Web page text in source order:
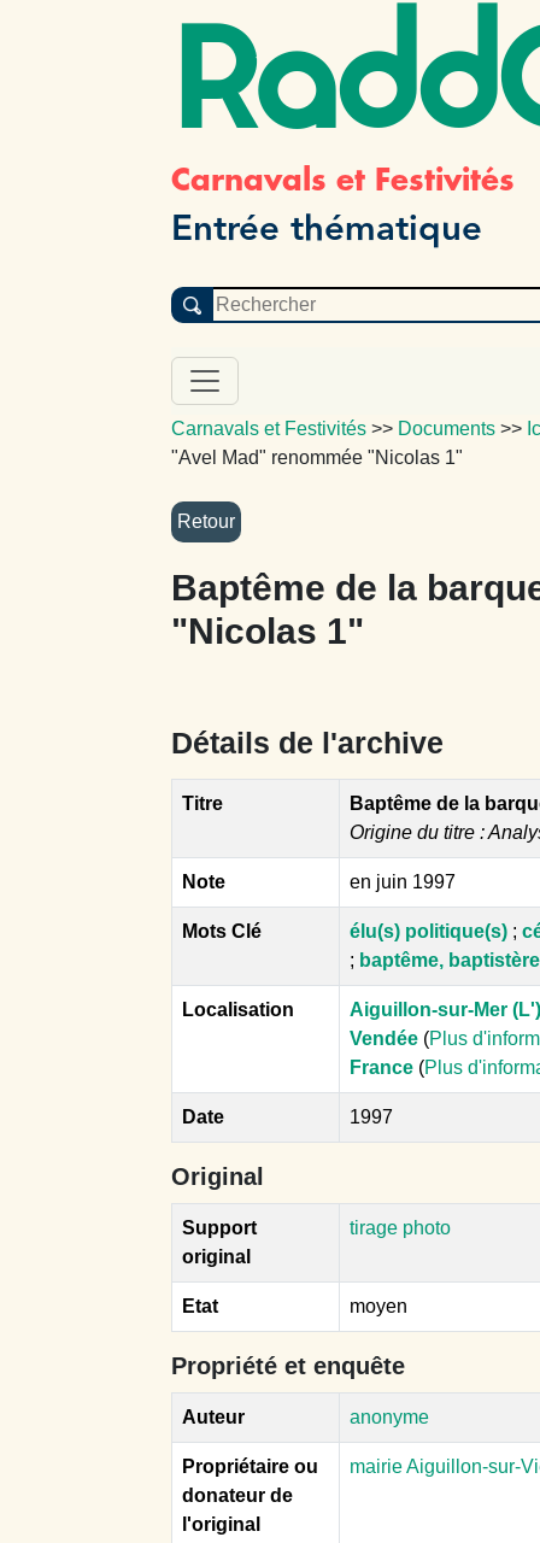
Carnavals et Festivités
Entrée thématique
Carnavals et Festivités >> Documents >>
"Avel Mad" renommée "Nicolas 1"
Baptême de la
"Nicolas 1"
Détails de l'archive
Titre
Baptême de la
Origine du titre :
Note en juin 1997
Mots Clé élu(s) politique(s) ;
; baptême, baptistère
Localisation
Aiguillon-sur-Mer (L')
Vendée (Plus
France (Plus
Date 1997
Original
Support
original
tirage photo
Etat moyen
Propriété et enquête
Auteur anonyme
Propriétaire ou
donateur de
l'original
mairie Aiguillon-sur-